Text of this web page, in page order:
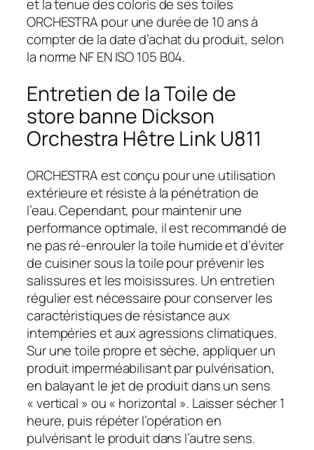
et la tenue des coloris de ses toiles
ORCHESTRA pour une durée de 10 ans à
compter de la date d’achat du produit, selon
la norme NF EN ISO 105 B04.
Entretien de la Toile de
store banne Dickson
Orchestra Hêtre Link U811
ORCHESTRA est conçu pour une utilisation
extérieure et résiste à la pénétration de
l’eau. Cependant, pour maintenir une
performance optimale, il est recommandé de
ne pas ré-enrouler la toile humide et d’éviter
de cuisiner sous la toile pour prévenir les
salissures et les moisissures. Un entretien
régulier est nécessaire pour conserver les
caractéristiques de résistance aux
intempéries et aux agressions climatiques.
Sur une toile propre et sèche, appliquer un
produit imperméabilisant par pulvérisation,
en balayant le jet de produit dans un sens
« vertical » ou « horizontal ». Laisser sécher 1
heure, puis répéter l’opération en
pulvérisant le produit dans l’autre sens.